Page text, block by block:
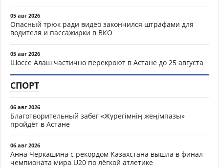
05 авг 2026
Опасный трюк ради видео закончился штрафами для
водителя и пассажирки в ВКО
05 авг 2026
Шоссе Алаш частично перекроют в Астане до 25 августа
СПОРТ
06 авг 2026
Благотворительный забег «Жүрегімнің жеңімпазы»
пройдёт в Астане
06 авг 2026
Анна Черкашина с рекордом Казахстана вышла в финал
чемпионата мира U20 по лёгкой атлетике